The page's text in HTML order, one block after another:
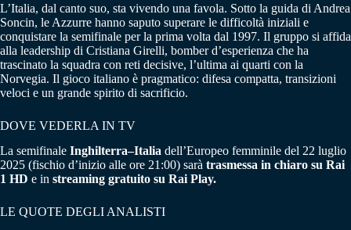
L’Italia, dal canto suo, sta vivendo una favola. Sotto la guida di Andrea
Soncin, le Azzurre hanno saputo superare le difficoltà iniziali e
conquistare la semifinale per la prima volta dal 1997. Il gruppo si affida
alla leadership di Cristiana Girelli, bomber d’esperienza che ha
trascinato la squadra con reti decisive, l’ultima ai quarti con la
Norvegia. Il gioco italiano è pragmatico: difesa compatta, transizioni
veloci e un grande spirito di sacrificio.
DOVE VEDERLA IN TV
La semifinale Inghilterra–Italia dell’Europeo femminile del 22 luglio
2025 (fischio d’inizio alle ore 21:00) sarà trasmessa in chiaro su Rai
1 HD e in streaming gratuito su Rai Play.
LE QUOTE DEGLI ANALISTI